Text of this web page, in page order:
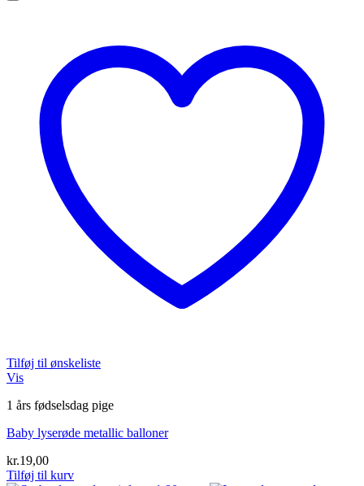
Tilføj til ønskeliste
Vis
1 års fødselsdag pige
Baby lyserøde metallic balloner
kr.19,00
Tilføj til kurv